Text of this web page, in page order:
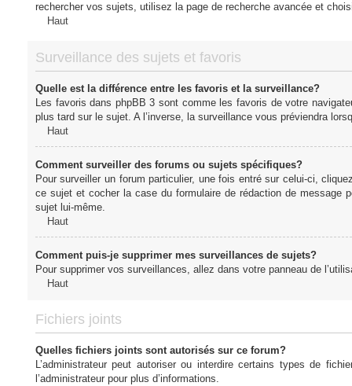
rechercher vos sujets, utilisez la page de recherche avancée et
Haut
Surveillance des sujets et favoris
Quelle est la différence entre les favoris et la surveillance?
Les favoris dans phpBB 3 sont comme les favoris de votre
plus tard sur le sujet. A l’inverse, la surveillance vous préviendra
Haut
Comment surveiller des forums ou sujets spécifiques?
Pour surveiller un forum particulier, une fois entré sur celui-ci,
ce sujet et cocher la case du formulaire de rédaction de message
sujet lui-même.
Haut
Comment puis-je supprimer mes surveillances de sujets?
Pour supprimer vos surveillances, allez dans votre panneau de
Haut
Fichiers joints
Quelles fichiers joints sont autorisés sur ce forum?
L’administrateur peut autoriser ou interdire certains types de
l’administrateur pour plus d’informations.